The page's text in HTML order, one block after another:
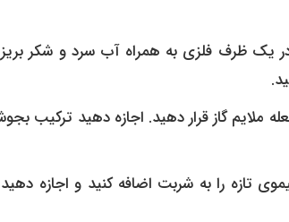
یک ظرف فلزی به همراه آب سرد و شکر
ملایم گاز قرار دهید. اجازه دهید ترکیب
تازه را به شربت اضافه کنید و اجازه